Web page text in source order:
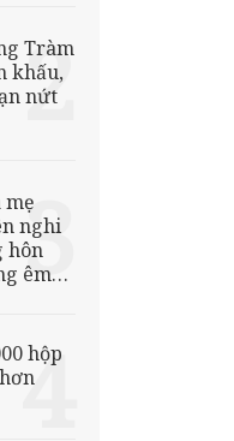
Tràm
khấu,
nứt
mẹ
nghi
hôn
êm
hộp